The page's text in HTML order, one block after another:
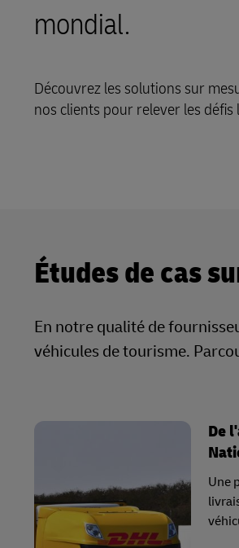
MyGTS
LifeTrack
mondial.
Découvrez les solutions sur
nos clients pour relever les
Études de cas
En notre qualité de
véhicules de tourisme.
De
Une